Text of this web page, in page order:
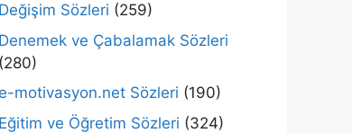
Değişim Sözleri (259)
Denemek ve Çabalamak Sözleri
(280)
e-motivasyon.net Sözleri (190)
Eğitim ve Öğretim Sözleri (324)